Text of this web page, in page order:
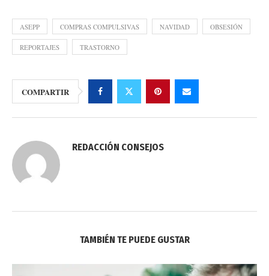
ASEPP COMPRAS COMPULSIVAS NAVIDAD OBSESIÓN
REPORTAJES TRASTORNO
COMPARTIR
REDACCIÓN CONSEJOS
TAMBIÉN TE PUEDE GUSTAR